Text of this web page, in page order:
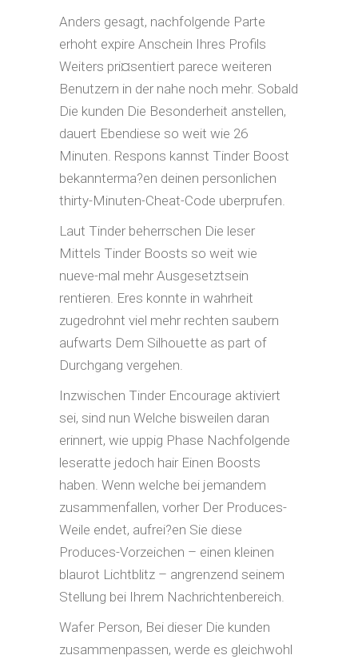
Anders gesagt, nachfolgende Parte
erhoht expire Anschein Ihres Profils
Weiters pri¤sentiert parece weiteren
Benutzern in der nahe noch mehr. Sobald
Die kunden Die Besonderheit anstellen,
dauert Ebendiese so weit wie 26
Minuten. Respons kannst Tinder Boost
bekannterma?en deinen personlichen
thirty-Minuten-Cheat-Code uberprufen.
Laut Tinder beherrschen Die leser
Mittels Tinder Boosts so weit wie
nueve-mal mehr Ausgesetztsein
rentieren. Eres konnte in wahrheit
zugedrohnt viel mehr rechten saubern
aufwarts Dem Silhouette as part of
Durchgang vergehen.
Inzwischen Tinder Encourage aktiviert
sei, sind nun Welche bisweilen daran
erinnert, wie uppig Phase Nachfolgende
leseratte jedoch hair Einen Boosts
haben. Wenn welche bei jemandem
zusammenfallen, vorher Der Produces-
Weile endet, aufrei?en Sie diese
Produces-Vorzeichen – einen kleinen
blaurot Lichtblitz – angrenzend seinem
Stellung bei Ihrem Nachrichtenbereich.
Wafer Person, Bei dieser Die kunden
zusammenpassen, werde es gleichwohl